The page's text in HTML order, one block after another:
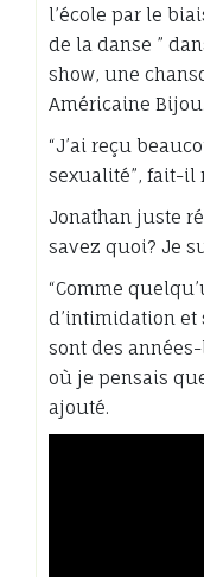
l’école par le
de la danse ”
show, une
Américaine Bijou.
“J’ai reçu
sexualité”, fait-il
Jonathan juste
savez quoi? Je
“Comme
d’intimidation et
sont des
où je pensais
ajouté.